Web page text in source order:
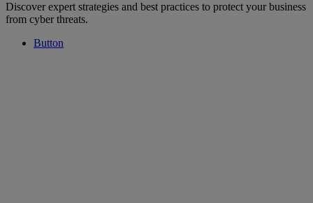
Discover expert strategies and best practices to protect your business
from cyber threats.
Button